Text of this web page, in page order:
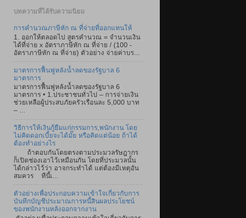
บทความที่ได้รับความนิยม
การคำนวณภาษีหัก ณ ที่จ่ายที่ออกแทนให้
1. ออกให้ตลอดไป สูตรคำนวณ = จำนวนเงิน
ได้ที่จ่าย x อัตราภาษีหัก ณ ที่จ่าย / (100 -
อัตราภาษีหัก ณ ที่จ่าย) ตัวอย่าง จ่ายค่าบร...
มาตรการฟื้นฟูหลังน้ำลดของรัฐบาล 6
มาตรการ
มาตรการฟื้นฟูหลังน้ำลดของรัฐบาล 6
มาตรการ • 1.ประชาชนทั่วไป – การจ่ายเงิน
ช่วยเหลือผู้ประสบภัยครัวเรือนละ 5,000 บาท
– ...
วิธีการให้เงินกู้ยืมแก่กรรมการ,พนักงาน โดย
ไม่คิดดอกเบี้ยจะได้มั๊ย หรือคิดแต่น้อย ถ้าได้
ต้องทำอย่างไร
ถ้าตอบกันโดยตรงตามประมวลรัษฎากร
ก็เปิดช่องเอาไว้เหมือนกัน โดยที่ประมวลนั้น
ได้กล่าวไว้ว่า อาจกระทำได้ แต่ต้องมีเหตุอัน
สมควร ทีนี้เ...
ตัวอย่างเพื่อประกอบความเข้าใจเกี่ยวกับการ
บันทึกบัญชีประมาณการหนี้สินผลประโยชน์
ของพนักงานหลังออกจากงาน